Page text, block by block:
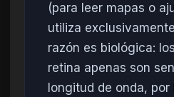
(para leer mapas o
utiliza
razón es biológica: los
retina apenas son
longitud de onda, por